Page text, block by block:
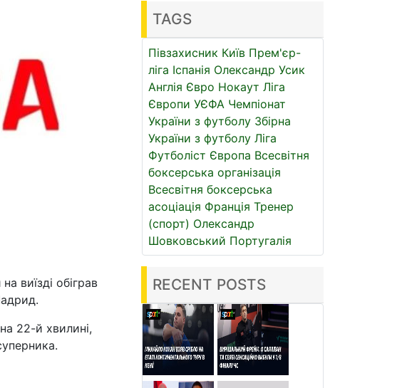
виїзді обіграв
22-й хвилині,
TAGS
Півзахисник Київ Прем'єр-
ліга Іспанія Олександр Усик
Англія Євро Нокаут Ліга
Європи УЄФА Чемпіонат
України з футболу Збірна
України з футболу Ліга
Футболіст Європа Всесвітня
боксерська організація
Всесвітня боксерська
асоціація Франція Тренер
(спорт) Олександр
Шовковський Португалія
RECENT POSTS